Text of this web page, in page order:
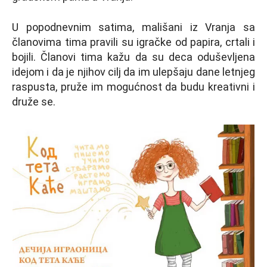
U popodnevnim satima, mališani iz Vranja sa
članovima tima pravili su igračke od papira, crtali i
bojili. Članovi tima kažu da su deca oduševljena
idejom i da je njihov cilj da im ulepšaju dane letnjeg
raspusta, pruže im mogućnost da budu kreativni i
druže se.